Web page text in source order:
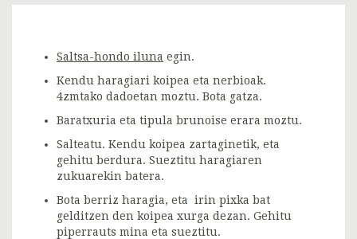
Saltsa-hondo iluna egin.
Kendu haragiari koipea eta nerbioak.
4zmtako dadoetan moztu. Bota gatza.
Baratxuria eta tipula brunoise erara moztu.
Salteatu. Kendu koipea zartaginetik, eta
gehitu berdura. Sueztitu haragiaren
zukuarekin batera.
Bota berriz haragia, eta irin pixka bat
gelditzen den koipea xurga dezan. Gehitu
piperrauts mina eta sueztitu.